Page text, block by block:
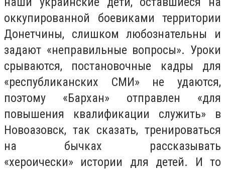
оккупированной боевиками территории
Донетчины, слишком любознательны и
задают «неправильные вопросы». Уроки
срываются, постановочные кадры для
«республиканских СМИ» не удаются,
поэтому «Бархан» отправлен «для
повышения квалификации служить» в
Новоазовск, так сказать, тренироваться
на бычках рассказывать
«хероически» истории для детей. И то